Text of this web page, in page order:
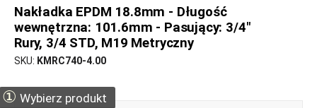
Nakładka EPDM 18.8mm - Długość
wewnętrzna: 101.6mm - Pasujący: 3/4"
Rury, 3/4 STD, M19 Metryczny
SKU KMRC740-4.00
① Wybierz produkt